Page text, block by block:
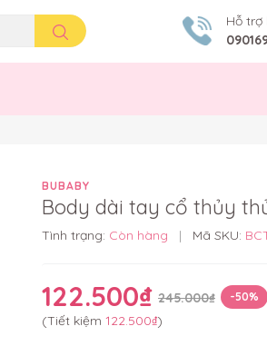
Hỗ trợ
BUBABY
Body dài tay cổ thủy
Tình trạng: Còn hàng | Mã SKU:
122.500₫ 245.000₫ -50%
(Tiết kiệm 122.500₫)